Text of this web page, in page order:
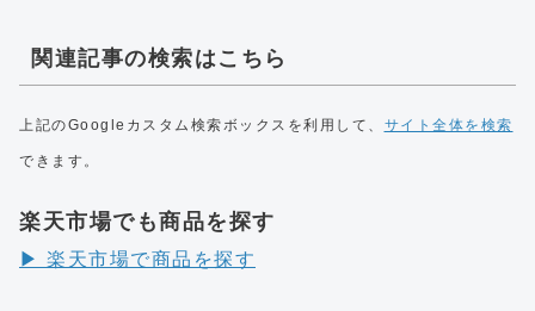
関連記事の検索はこちら
上記のGoogleカスタム検索ボックスを利用して、 サイト全体を検索
できます。
楽天市場でも商品を探す
▶︎ 楽天市場で商品を探す